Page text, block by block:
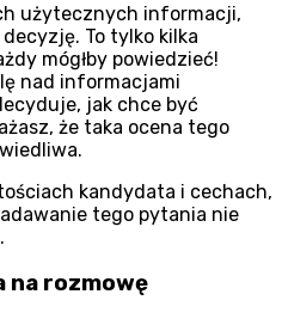
użytecznych informacji,
To tylko kilka
mógłby powiedzieć!
nad informacjami
jak chce być
że taka ocena tego
kandydata i cechach,
tego pytania nie
rozmowę